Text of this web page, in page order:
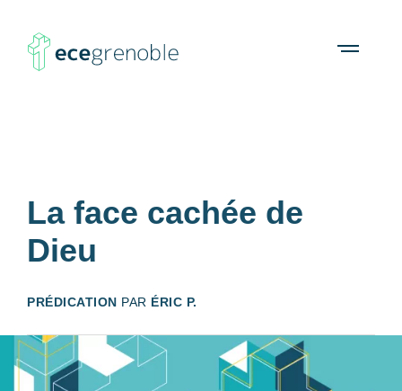
ECE
À propos Agenda RessourcesOpen
La face cachée de
Dieu
PRÉDICATION PAR ÉRIC P.